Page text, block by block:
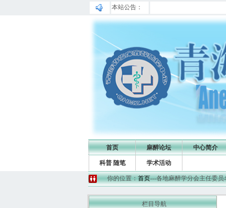
本站公告：
首页 麻醉论坛 中心简介
科普 随笔 学术活动
你的位置：首页---各地麻醉学分会主任委员
栏目导航